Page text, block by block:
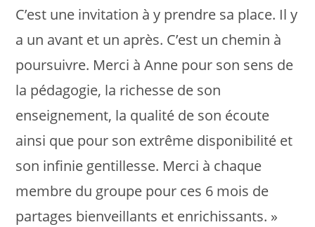
C’est une invitation à y prendre sa place. Il y
a un avant et un après. C’est un chemin à
poursuivre. Merci à Anne pour son sens de
la pédagogie, la richesse de son
enseignement, la qualité de son écoute
ainsi que pour son extrême disponibilité et
son infinie gentillesse. Merci à chaque
membre du groupe pour ces 6 mois de
partages bienveillants et enrichissants. »